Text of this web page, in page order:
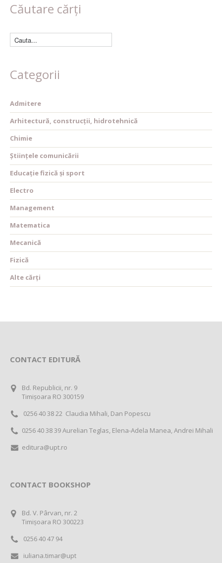
Căutare cărți
Categorii
Admitere
Arhitectură, construcții, hidrotehnică
Chimie
Științele comunicării
Educație fizică și sport
Electro
Management
Matematica
Mecanică
Fizică
Alte cărți
CONTACT EDITURĂ
Bd. Republicii, nr. 9
Timișoara RO 300159
0256 40 38 22 Claudia Mihali, Dan Popescu
0256 40 38 39 Aurelian Teglas, Elena-Adela Manea, Andrei Mihali
editura@upt.ro
CONTACT BOOKSHOP
Bd. V. Pârvan, nr. 2
Timișoara RO 300223
0256 40 47 94
iuliana.timar@upt